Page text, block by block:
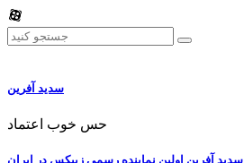
سدید آفرین
حس خوب اعتماد
سدید آفرین اولین نماینده رسمی زبیکس در ایران